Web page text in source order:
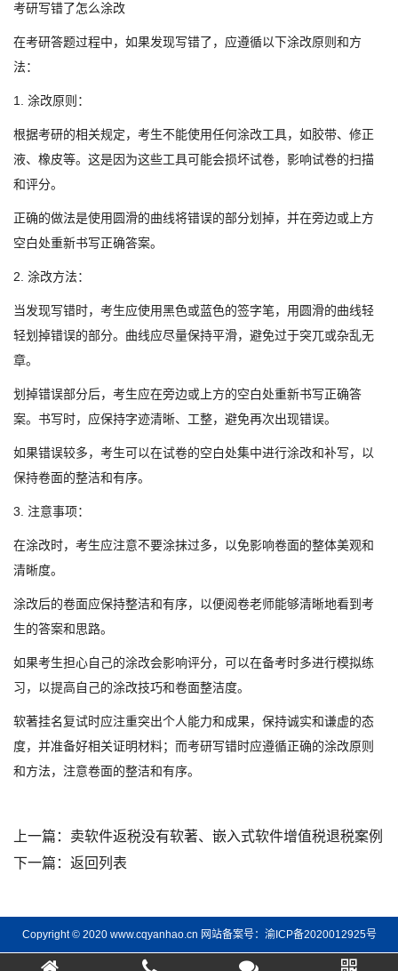
考研写错了怎么涂改
在考研答题过程中，如果发现写错了，应遵循以下涂改原则和方
法：
1. 涂改原则：
根据考研的相关规定，考生不能使用任何涂改工具，如胶带、修正
液、橡皮等。这是因为这些工具可能会损坏试卷，影响试卷的扫描
和评分。
正确的做法是使用圆滑的曲线将错误的部分划掉，并在旁边或上方
空白处重新书写正确答案。
2. 涂改方法：
当发现写错时，考生应使用黑色或蓝色的签字笔，用圆滑的曲线轻
轻划掉错误的部分。曲线应尽量保持平滑，避免过于突兀或杂乱无
章。
划掉错误部分后，考生应在旁边或上方的空白处重新书写正确答
案。书写时，应保持字迹清晰、工整，避免再次出现错误。
如果错误较多，考生可以在试卷的空白处集中进行涂改和补写，以
保持卷面的整洁和有序。
3. 注意事项：
在涂改时，考生应注意不要涂抹过多，以免影响卷面的整体美观和
清晰度。
涂改后的卷面应保持整洁和有序，以便阅卷老师能够清晰地看到考
生的答案和思路。
如果考生担心自己的涂改会影响评分，可以在备考时多进行模拟练
习，以提高自己的涂改技巧和卷面整洁度。
软著挂名复试时应注重突出个人能力和成果，保持诚实和谦虚的态
度，并准备好相关证明材料；而考研写错时应遵循正确的涂改原则
和方法，注意卷面的整洁和有序。
上一篇： 卖软件返税没有软著、嵌入式软件增值税退税案例
下一篇： 返回列表
Copyright © 2020 www.cqyanhao.cn 网站备案号： 渝ICP备2020012925号